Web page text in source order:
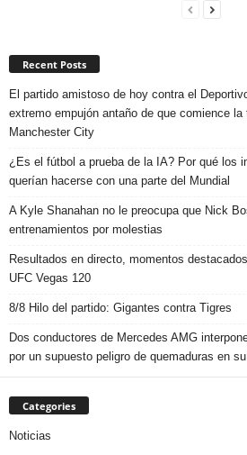
Recent Posts
El partido amistoso de hoy contra el
extremo empujón antaño de que comience la
Manchester City
¿Es el fútbol a prueba de la IA? Por qué los
querían hacerse con una parte del Mundial
A Kyle Shanahan no le preocupa que Nick
entrenamientos por molestias
Resultados en directo, momentos
UFC Vegas 120
8/8 Hilo del partido: Gigantes contra Tigres
Dos conductores de Mercedes AMG
por un supuesto peligro de quemaduras en
Categories
Noticias